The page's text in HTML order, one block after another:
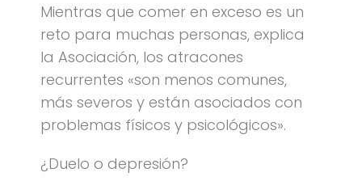
Mientras que comer en exceso es un
reto para muchas personas, explica
la Asociación, los atracones
recurrentes «son menos comunes,
más severos y están asociados con
problemas físicos y psicológicos».
¿Duelo o depresión?